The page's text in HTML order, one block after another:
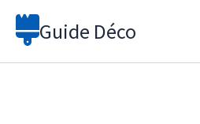
Aller
Guide Déco